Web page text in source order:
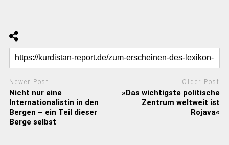
Newer Post
Nicht nur eine
Internationalistin in den
Bergen – ein Teil dieser
Berge selbst
Older Post
»Das wichtigste politische
Zentrum weltweit ist
Rojava«